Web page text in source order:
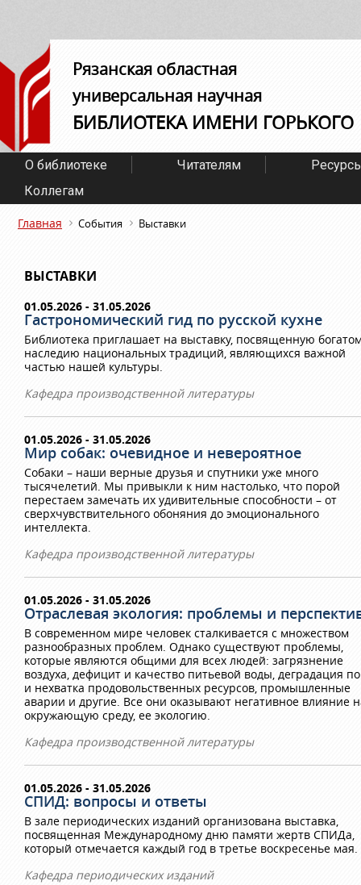
Рязанская областная
универсальная научная
БИБЛИОТЕКА ИМЕНИ ГОРЬКОГО
О библиотеке Читателям
Коллегам
Главная События Выставки
ВЫСТАВКИ
01.05.2026 - 31.05.2026
Гастрономический гид по русской кухне
Библиотека приглашает на выставку, посвященную
наследию национальных традиций, являющихся важной
частью нашей культуры.
Кафедра производственной литературы
01.05.2026 - 31.05.2026
Мир собак: очевидное и невероятное
Собаки – наши верные друзья и спутники уже много
тысячелетий. Мы привыкли к ним настолько, что порой
перестаем замечать их удивительные способности – от
сверхчувствительного обоняния до эмоционального
интеллекта.
Кафедра производственной литературы
01.05.2026 - 31.05.2026
Отраслевая экология: проблемы и
В современном мире человек сталкивается с множеством
разнообразных проблем. Однако существуют проблемы,
которые являются общими для всех людей: загрязнение
воздуха, дефицит и качество питьевой воды, деградация
и нехватка продовольственных ресурсов, промышленные
аварии и другие. Все они оказывают негативное влияние
окружающую среду, ее экологию.
Кафедра производственной литературы
01.05.2026 - 31.05.2026
СПИД: вопросы и ответы
В зале периодических изданий организована выставка,
посвященная Международному дню памяти жертв СПИДа,
который отмечается каждый год в третье воскресенье мая.
Кафедра периодических изданий